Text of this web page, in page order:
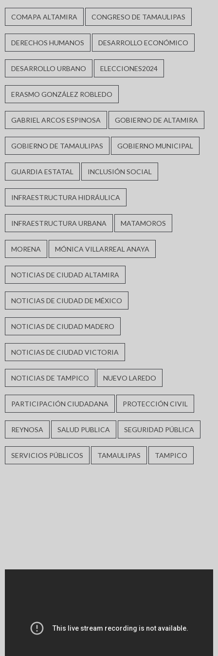
COMAPA ALTAMIRA CONGRESO DE TAMAULIPAS
DERECHOS HUMANOS DESARROLLO ECONÓMICO
DESARROLLO URBANO ELECCIONES2024
ERASMO GONZÁLEZ ROBLEDO
GABRIEL ARCOS ESPINOSA GOBIERNO DE ALTAMIRA
GOBIERNO DE TAMAULIPAS GOBIERNO MUNICIPAL
GUARDIA ESTATAL INCLUSIÓN SOCIAL
INFRAESTRUCTURA HIDRÁULICA
INFRAESTRUCTURA URBANA MATAMOROS
MORENA MÓNICA VILLARREAL ANAYA
NOTICIAS DE CIUDAD ALTAMIRA
NOTICIAS DE CIUDAD DE MÉXICO
NOTICIAS DE CIUDAD MADERO
NOTICIAS DE CIUDAD VICTORIA
NOTICIAS DE TAMPICO NUEVO LAREDO
PARTICIPACIÓN CIUDADANA PROTECCIÓN CIVIL
REYNOSA SALUD PUBLICA SEGURIDAD PÚBLICA
SERVICIOS PÚBLICOS TAMAULIPAS TAMPICO